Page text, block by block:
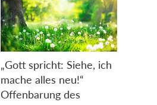
„Gott spricht: Siehe, ich
mache alles neu!“
Offenbarung des